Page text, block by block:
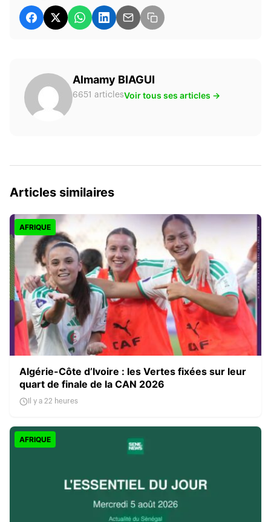
Almamy BIAGUI
6651 articlesVoir tous ses articles →
Articles similaires
AFRIQUE
Algérie-Côte d’Ivoire : les Vertes fixées sur leur
quart de finale de la CAN 2026
Il y a 22 heures
AFRIQUE